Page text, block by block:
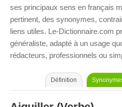
ses principaux sens en français
pertinent, des synonymes,
liens utiles. Le-Dictionnaire.com
généraliste, adapté à un usage
rédacteurs, professionnels ou
Définition